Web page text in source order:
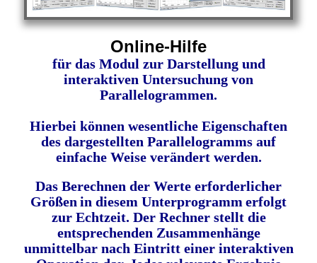
Online-Hilfe
für das Modul zur Darstellung und
interaktiven Untersuchung von
Parallelogrammen.
Hierbei können wesentliche Eigenschaften
des dargestellten Parallelogramms auf
einfache Weise verändert werden.
Das Berechnen der Werte erforderlicher
Größen in diesem Unterprogramm erfolgt
zur Echtzeit. Der Rechner stellt die
entsprechenden Zusammenhänge
unmittelbar nach Eintritt einer interaktiven